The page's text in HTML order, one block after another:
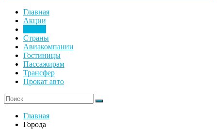
Главная
Акции
Страны
Авиакомпании
Гостиницы
Пассажирам
Трансфер
Прокат авто
Главная
Города